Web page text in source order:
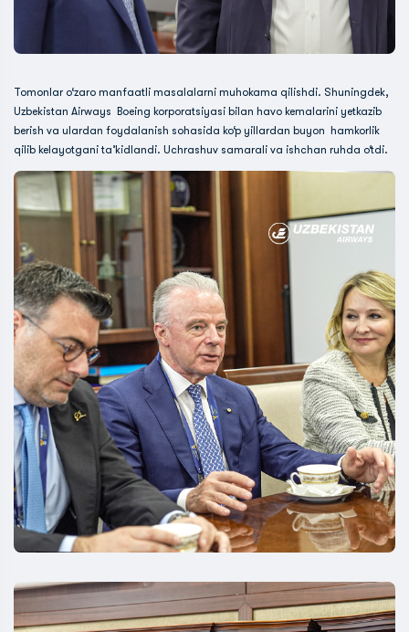
Tomonlar o‘zaro manfaatli masalalarni muhokama qilishdi. Shuningdek,
Uzbekistan Airways Boeing korporatsiyasi bilan havo kemalarini yetkazib
berish va ulardan foydalanish sohasida ko‘p yillardan buyon hamkorlik
qilib kelayotgani ta’kidlandi. Uchrashuv samarali va ishchan ruhda o‘tdi.